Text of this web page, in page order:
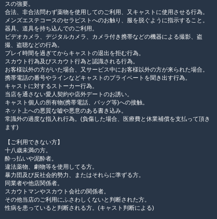
スの強要。
合法、非合法問わず薬物を使用してのご利用、又キャストに使用させる行為。
メンズエステコースのセラピストへのお触り、服を脱ぐように指示すること。
器具、道具を持ち込んでのご利用。
ビデオカメラ、デジタルカメラ、カメラ付き携帯などの機器による撮影、盗
撮、盗聴などの行為。
プレイ時間を過ぎてからキャストの退出を拒む行為。
スカウト行為及びスカウト行為と認識される行為。
お客様以外の方がいた場合、又サービス中にお客様以外の方が来られた場合。
携帯電話の番号やラインなどキャストのプライベートを聞き出す行為。
キャストに対するストーカー行為。
当店を通さない愛人契約や店外デートのお誘い。
キャスト個人の所有物(携帯電話、バッグ等)への接触。
ネット上への悪質な嘘や悪意のある書き込み。
常識外の過度な指入れ行為。(負傷した場合、医療費と休業補償を支払って頂き
ます)
【ご利用できない方】
十八歳未満の方。
酔っ払いや泥酔者。
違法薬物、劇物等を使用してる方。
暴力団及び反社会的勢力、またはそれらに準ずる方。
同業者や他店関係者。
スカウトマンやスカウト会社の関係者。
その他当店のご利用にふさわしくないと判断された方。
性病を患っていると判断される方。(キャスト判断による)